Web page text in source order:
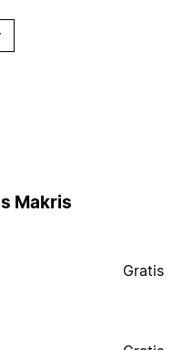
Makris
Gratis